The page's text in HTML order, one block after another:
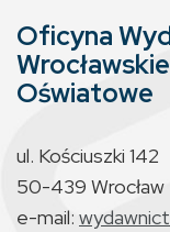
Oficyna
Oświatowe
ul. Kościuszki 142
50-439 Wrocław
e-mail: